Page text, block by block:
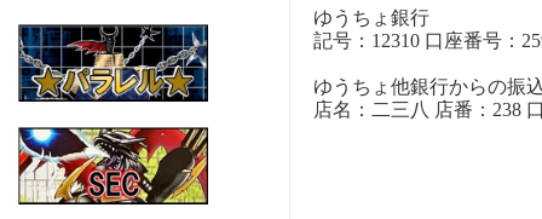
ゆうちょ銀行
記号：12310 口座番号：
ゆうちょ他銀行からの振
店名：二三八 店番：238